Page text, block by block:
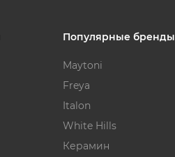
Популярные бренды
Maytoni
Freya
Italon
White Hills
Керамин